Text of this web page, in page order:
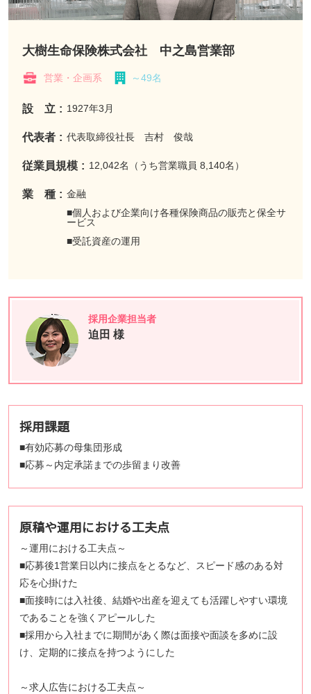
大樹生命保険株式会社 中之島営業部
営業・企画系 ～49名
設 立 1927年3月
代表者 代表取締役社長 吉村 俊哉
従業員規模 12,042名（うち営業職員 8,140名）
業 種
金融
■個人および企業向け各種保険商品の販売と保全サ
ービス
■受託資産の運用
採用企業担当者
迫田 様
採用課題
■有効応募の母集団形成
■応募～内定承諾までの歩留まり改善
原稿や運用における工夫点
～運用における工夫点～
■応募後1営業日以内に接点をとるなど、スピード感のある対
応を心掛けた
■面接時には入社後、結婚や出産を迎えても活躍しやすい環境
であることを強くアピールした
■採用から入社までに期間があく際は面接や面談を多めに設
け、定期的に接点を持つようにした
～求人広告における工夫点～